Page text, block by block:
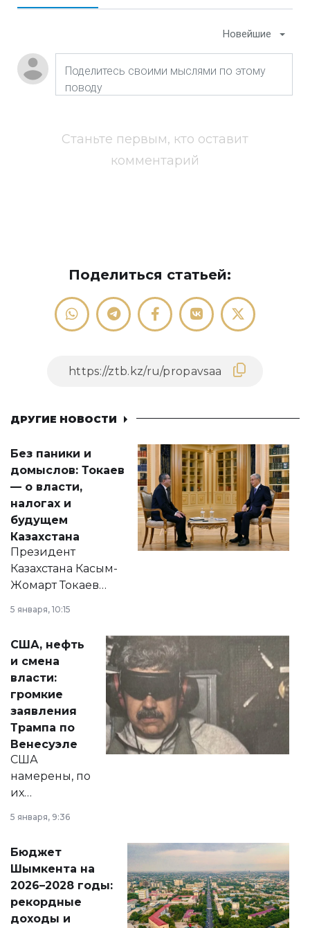
Новейшие
Станьте первым, кто оставит
комментарий
Поделиться статьей:
ДРУГИЕ НОВОСТИ
Без паники и
домыслов: Токаев
— о власти,
налогах и
будущем
Казахстана
Президент
Казахстана Касым-
Жомарт Токаев
сразу несколько
актуальных тем —
от слухов о
политических
реформах до
вопросов армии,
экономики и
личного здоровья.
5 января, 10:15
США, нефть
и смена
власти:
громкие
заявления
Трампа по
Венесуэле
США
намерены, по
их
принести
народу
Венесуэлы.
5 января, 9:36
Бюджет
Шымкента на
2026–2028 годы:
рекордные
доходы и